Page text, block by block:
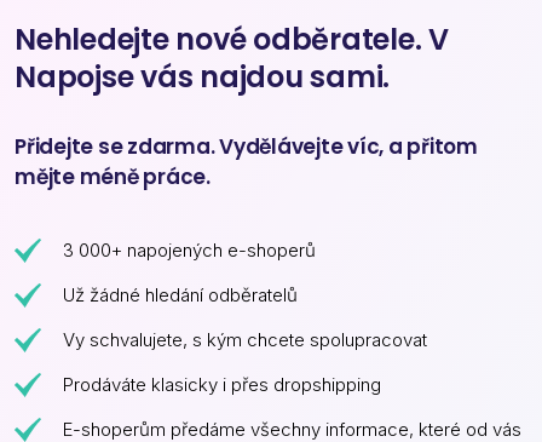
Nehledejte nové odběratele. V
Napojse vás najdou sami.
Přidejte se zdarma. Vydělávejte víc, a přitom
mějte méně práce.
3 000+ napojených e-shoperů
Už žádné hledání odběratelů
Vy schvalujete, s kým chcete spolupracovat
Prodáváte klasicky i přes dropshipping
E-shoperům předáme všechny informace, které od vás